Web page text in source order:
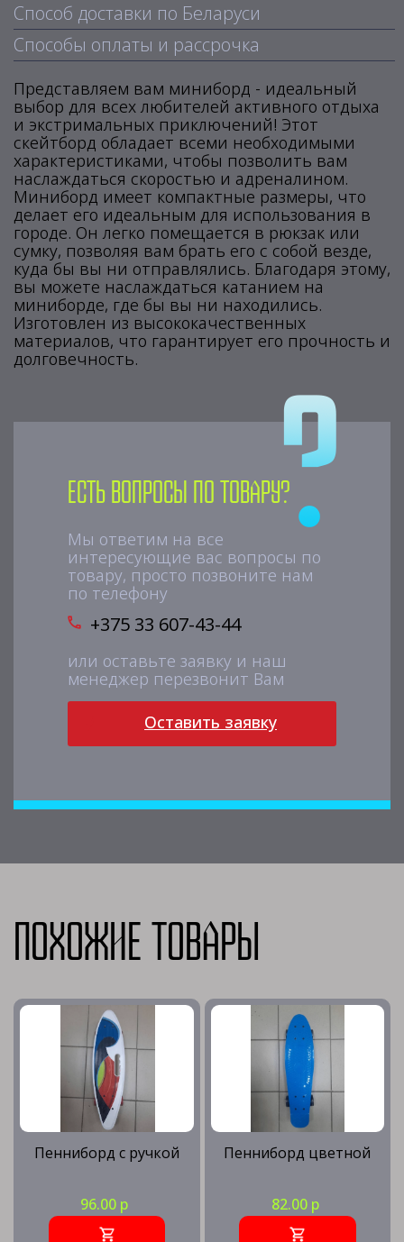
Способ доставки по Беларуси
Способы оплаты и рассрочка
Представляем вам миниборд - идеальный
выбор для всех любителей активного отдыха
и экстримальных приключений! Этот
скейтборд обладает всеми необходимыми
характеристиками, чтобы позволить вам
наслаждаться скоростью и адреналином.
Миниборд имеет компактные размеры, что
делает его идеальным для использования в
городе. Он легко помещается в рюкзак или
сумку, позволяя вам брать его с собой везде,
куда бы вы ни отправлялись. Благодаря этому,
вы можете наслаждаться катанием на
миниборде, где бы вы ни находились.
Изготовлен из высококачественных
материалов, что гарантирует его прочность и
долговечность.
Есть вопросы по товару?
Мы ответим на все
интересующие вас вопросы по
товару, просто позвоните нам
по телефону
+375 33 607-43-44
или оставьте заявку и наш
менеджер перезвонит Вам
Оставить заявку
Похожие товары
Пенниборд с ручкой
96.00 р
Пенниборд цветной
82.00 р